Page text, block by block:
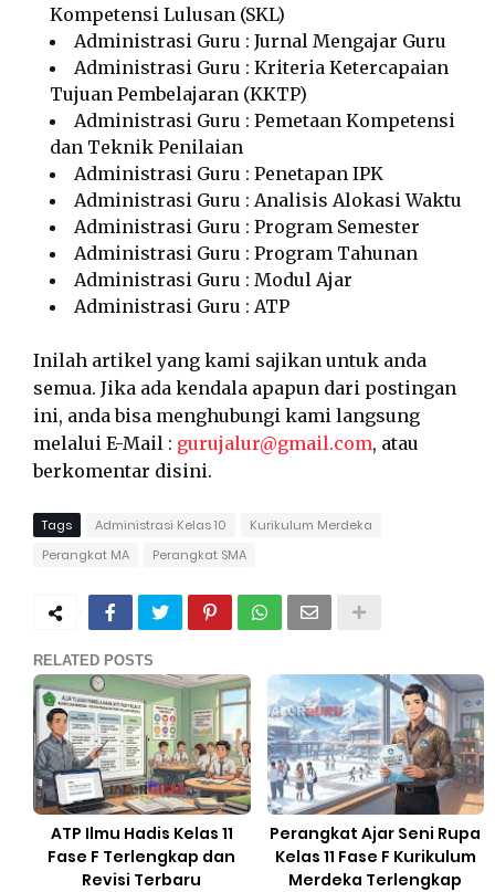
Kompetensi Lulusan (SKL)
Administrasi Guru : Jurnal Mengajar Guru
Administrasi Guru : Kriteria Ketercapaian
Tujuan Pembelajaran (KKTP)
Administrasi Guru : Pemetaan Kompetensi
dan Teknik Penilaian
Administrasi Guru : Penetapan IPK
Administrasi Guru : Analisis Alokasi Waktu
Administrasi Guru : Program Semester
Administrasi Guru : Program Tahunan
Administrasi Guru : Modul Ajar
Administrasi Guru : ATP
Inilah artikel yang kami sajikan untuk anda
semua. Jika ada kendala apapun dari postingan
ini, anda bisa menghubungi kami langsung
melalui E-Mail : gurujalur@gmail.com, atau
berkomentar disini.
Tags Administrasi Kelas 10
Kurikulum Merdeka
Perangkat MA
Perangkat SMA
RELATED POSTS
ATP Ilmu Hadis Kelas 11
Fase F Terlengkap dan
Revisi Terbaru
Perangkat Ajar Seni Rupa
Kelas 11 Fase F Kurikulum
Merdeka Terlengkap